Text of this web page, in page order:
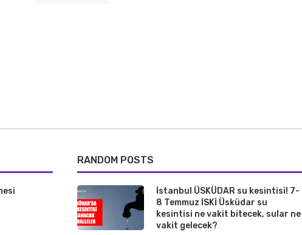
RANDOM POSTS
İstanbul ÜSKÜDAR su kesintisi! 7-
8 Temmuz İSKİ Üsküdar su
kesintisi ne vakit bitecek, sular ne
vakit gelecek?